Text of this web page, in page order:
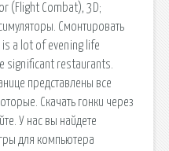
(Flight Combat), 3D;
Смонтировать
is a lot of evening life
significant restaurants.
представлены все
Скачать гонки через
У нас вы найдете
для компьютера